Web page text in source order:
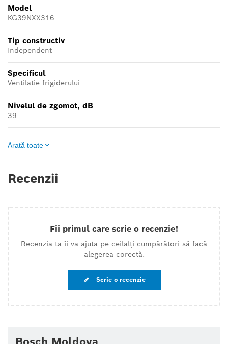
Model
KG39NXX316
Tip constructiv
Independent
Specificul
Ventilatie frigiderului
Nivelul de zgomot, dB
39
Arată toate
Recenzii
Fii primul care scrie o recenzie!
Recenzia ta îi va ajuta pe ceilalți cumpărători să facă
alegerea corectă.
Scrie o recenzie